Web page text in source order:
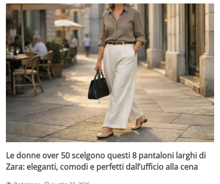
Le donne over 50 scelgono questi 8 pantaloni larghi di
Zara: eleganti, comodi e perfetti dall’ufficio alla cena